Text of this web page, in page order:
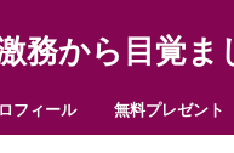
務から目覚ま
フィール 無料プレゼント